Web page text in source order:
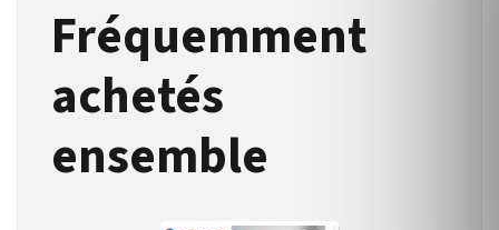
Fréquemment
achetés
ensemble